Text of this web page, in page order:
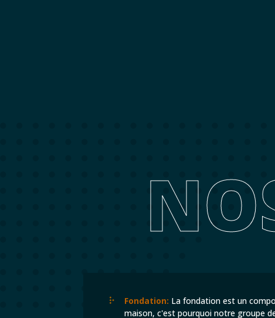
Fondation: La fondation est un
maison, c'est pourquoi notre groupe